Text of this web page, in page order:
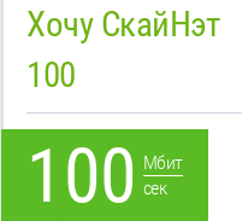
Хочу СкайНэт
100
100 Мбит
сек